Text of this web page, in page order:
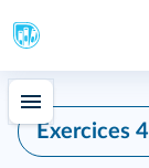
Exercices